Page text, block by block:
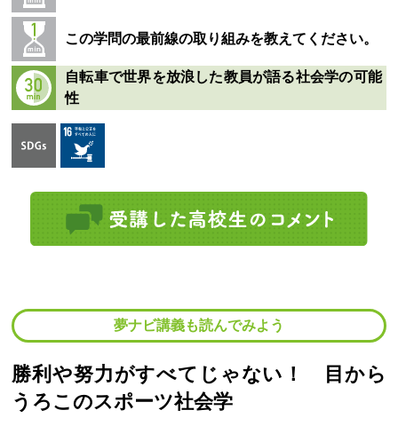
この学問の最前線の取り組みを教えてください。
自転車で世界を放浪した教員が語る社会学の可能
性
夢ナビ講義も読んでみよう
勝利や努力がすべてじゃない！ 目から
うろこのスポーツ社会学